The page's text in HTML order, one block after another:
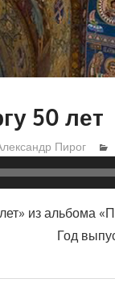
50 лет
Пирог
из альбома
Год